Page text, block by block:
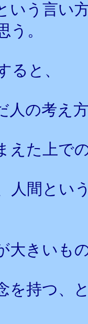
いう言い
。
ると、
人の考え
えた上で
人間とい
大きいも
を持つ、